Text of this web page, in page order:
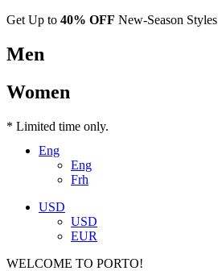
Get Up to 40% OFF New-Season Styles
Men
Women
* Limited time only.
Eng
Eng
Frh
USD
USD
EUR
WELCOME TO PORTO!